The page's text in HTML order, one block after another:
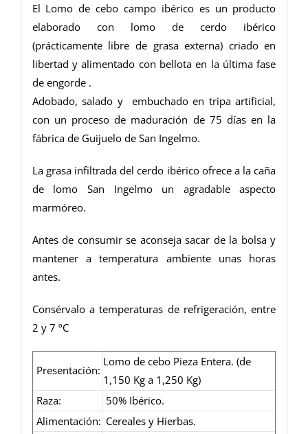
Pieza
Entera
cantidad
El Lomo de cebo campo ibérico es un producto
elaborado con lomo de cerdo ibérico
(prácticamente libre de grasa externa) criado en
libertad y alimentado con bellota en la última fase
de engorde .
Adobado, salado y embuchado en tripa artificial,
con un proceso de maduración de 75 días en la
fábrica de Guijuelo de San Ingelmo.
La grasa infiltrada del cerdo ibérico ofrece a la caña
de lomo San Ingelmo un agradable aspecto
marmóreo.
Antes de consumir se aconseja sacar de la bolsa y
mantener a temperatura ambiente unas horas
antes.
Consérvalo a temperaturas de refrigeración, entre
2 y 7 ºC
Presentación:
Lomo de cebo Pieza Entera. (de
1,150 Kg a 1,250 Kg)
Raza:
50% Ibérico.
Alimentación: Cereales y Hierbas.